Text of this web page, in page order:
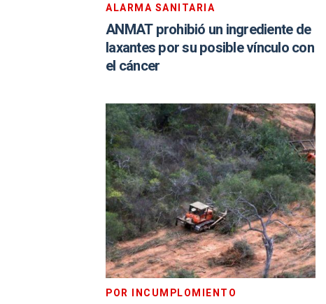
ALARMA SANITARIA
ANMAT prohibió un ingrediente de
laxantes por su posible vínculo con
el cáncer
POR INCUMPLOMIENTO